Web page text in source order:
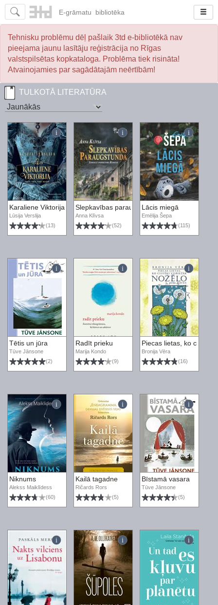
E-grāmatu bibliotēka
Tehnisku problēmu dēļ pašlaik 3td e-bibliotēkā nav
pieejama jaunu lasītāju reģistrācija no Rīgas
valstspilsētas kopkataloga. Problēma tiek risināta!
Atvainojamies par sagādātajām neērtībām!
TULKOTĀ LITERATŪRA
Karaliene Viktorija. Meita, sieva, māte, atraitne
Lūsija Verslija
(13)
Slepkavības paraugstunda
Anna Klīvsa
(52)
Lācis miegā
Emēlija Šepa
(115)
Tētis un jūra
Tūve Jānsone
(2)
Radīt prieku
Marija Kondo
(9)
Piecas lietas, ko cilvēki
Bronija Vēra
(16)
Niknums
Alekss Maiklīdess
(60)
Kailā tagadne
Ričards Rors
(5)
Bīstamā vasara
Tūve Jānsone
(5)